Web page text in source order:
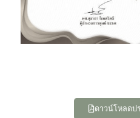
ดาวน์โหลดป